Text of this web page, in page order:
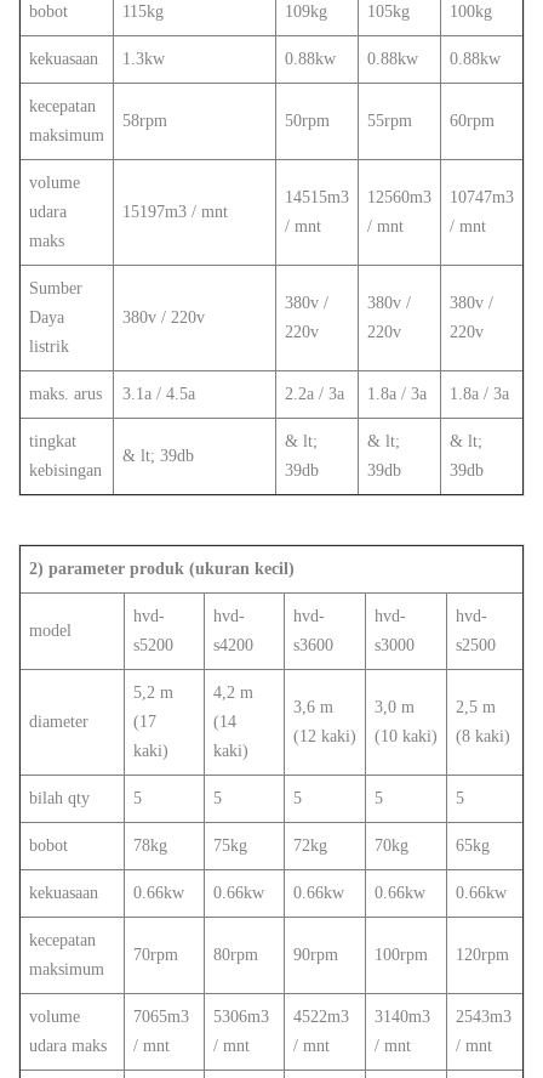
bobot 115kg 109kg 105kg 100kg
kekuasaan 1.3kw 0.88kw 0.88kw 0.88kw
kecepatan
maksimum
58rpm 50rpm 55rpm 60rpm
volume
udara
maks
15197m3 / mnt
14515m3
/ mnt
12560m3
/ mnt
10747m3
/ mnt
Sumber
Daya
listrik
380v / 220v
380v /
220v
380v /
220v
380v /
220v
maks. arus 3.1a / 4.5a 2.2a / 3a 1.8a / 3a 1.8a / 3a
tingkat
kebisingan
& lt; 39db
& lt;
39db
& lt;
39db
& lt;
39db
2) parameter produk (ukuran kecil)
model
hvd-
s5200
hvd-
s4200
hvd-
s3600
hvd-
s3000
hvd-
s2500
diameter
5,2 m
(17
kaki)
4,2 m
(14
kaki)
3,6 m
(12 kaki)
3,0 m
(10 kaki)
2,5 m
(8 kaki)
bilah qty 5 5 5 5 5
bobot 78kg 75kg 72kg 70kg 65kg
kekuasaan 0.66kw 0.66kw 0.66kw 0.66kw 0.66kw
kecepatan
maksimum
70rpm 80rpm 90rpm 100rpm 120rpm
volume
udara maks
7065m3
/ mnt
5306m3
/ mnt
4522m3
/ mnt
3140m3
/ mnt
2543m3
/ mnt